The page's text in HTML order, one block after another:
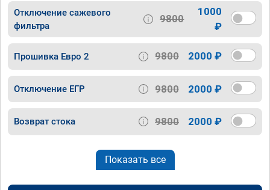
Отключение сажевого
фильтра
9800
1000
₽
Прошивка Евро 2 9800 2000 ₽
Отключение ЕГР 9800 2000 ₽
Возврат стока 9800 2000 ₽
Показать все